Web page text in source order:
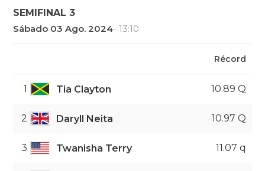
SEMIFINAL 3
Sábado 03 Ago. 2024- 13:10
Récord
1 Tia Clayton 10.89 Q
2 Daryll Neita 10.97 Q
3 Twanisha Terry 11.07 q